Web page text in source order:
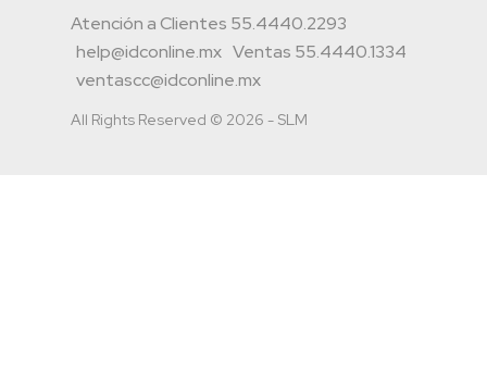
Atención a Clientes 55.4440.2293
help@idconline.mx Ventas 55.4440.1334
ventascc@idconline.mx
All Rights Reserved © 2026 - SLM